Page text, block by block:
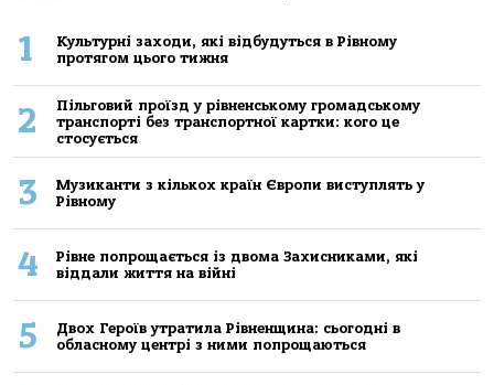
1
Культурні заходи, які відбудуться в Рівному
протягом цього тижня
2
Пільговий проїзд у рівненському громадському
транспорті без транспортної картки: кого це
стосується
3
Музиканти з кількох країн Європи виступлять у
Рівному
4
Рівне попрощається із двома Захисниками, які
віддали життя на війні
5
Двох Героїв утратила Рівненщина: сьогодні в
обласному центрі з ними попрощаються